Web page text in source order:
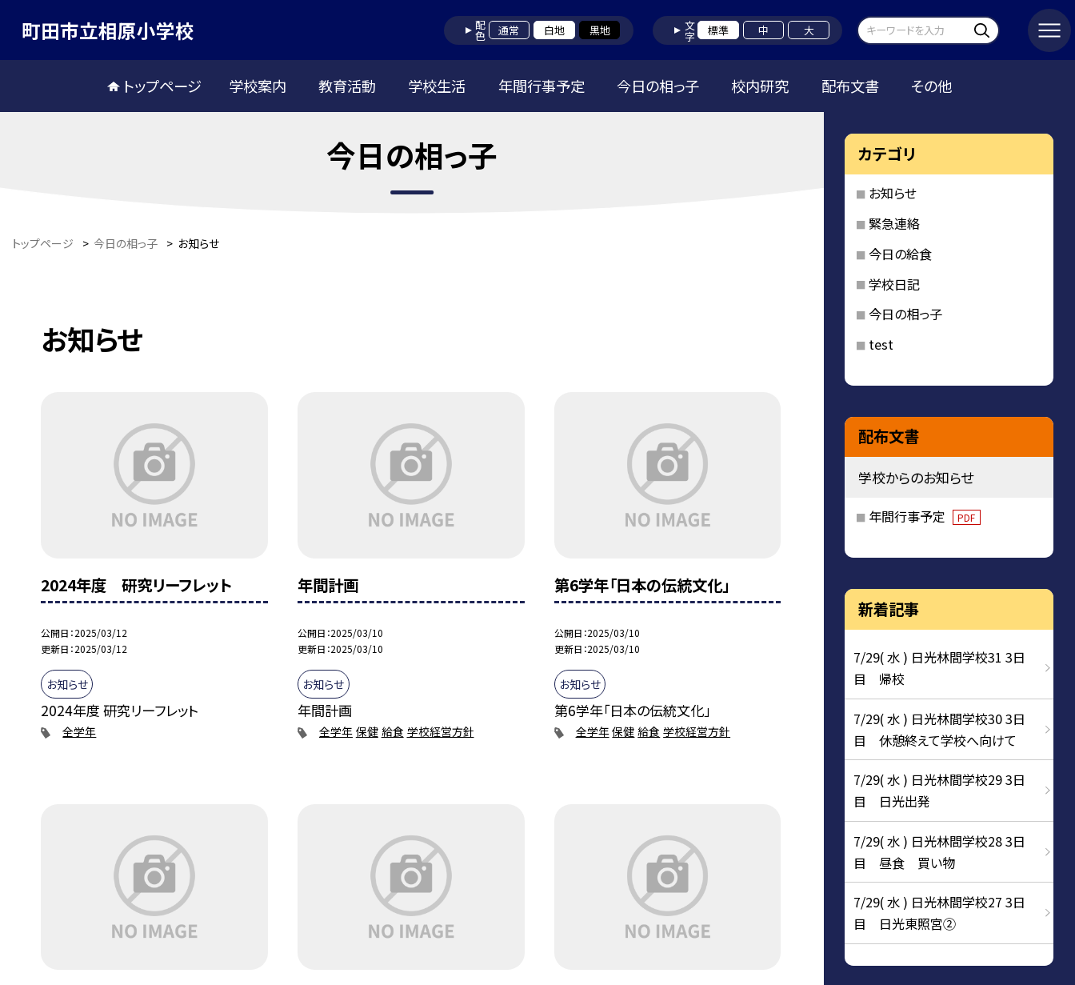
町田市立相原小学校 配色 通常 白地 黒地 文字 標準 中 大
トップページ 学校案内 教育活動 学校生活 年間行事予定 今日の相っ子 校内研究 配布文書 その他
今日の相っ子
トップページ > 今日の相っ子 > お知らせ
お知らせ
2024年度 研究リーフレット
公開日 2025/03/12
更新日 2025/03/12
お知らせ
2024年度 研究リーフレット
全学年
年間計画
公開日 2025/03/10
更新日 2025/03/10
お知らせ
年間計画
全学年 保健 給食 学校経営方針
第6学年「日本の伝統文化」
公開日 2025/03/10
更新日 2025/03/10
お知らせ
第6学年「日本の伝統文化」
全学年保健 給食 学校経営方針
カテゴリ
お知らせ
緊急連絡
今日の給食
学校日記
今日の相っ子
test
配布文書
学校からのお知らせ
年間行事予定 PDF
新着記事
7/29( 水 ) 日光林間学校31 3日
目 帰校
7/29( 水 ) 日光林間学校30 3日
目 休憩終えて学校へ向けて
7/29( 水 ) 日光林間学校29 3日
目 日光出発
7/29( 水 ) 日光林間学校28 3日
目 昼食 買い物
7/29( 水 ) 日光林間学校27 3日
目 日光東照宮②